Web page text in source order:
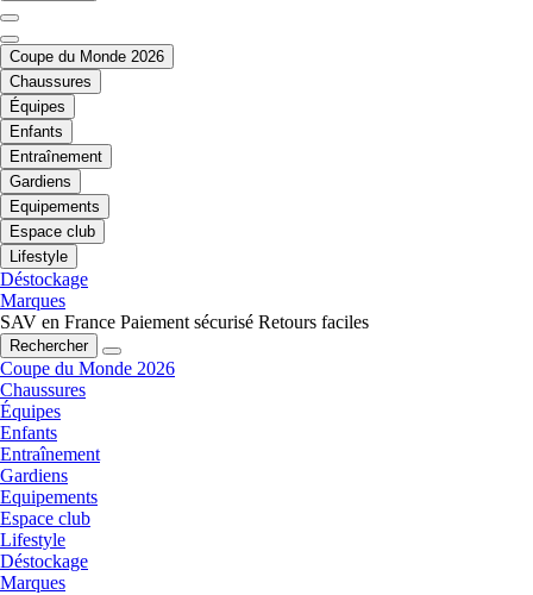
Coupe du Monde 2026
Chaussures
Équipes
Enfants
Entraînement
Gardiens
Equipements
Espace club
Lifestyle
Déstockage
Marques
SAV en France Paiement sécurisé Retours faciles
Rechercher
Coupe du Monde 2026
Chaussures
Équipes
Enfants
Entraînement
Gardiens
Equipements
Espace club
Lifestyle
Déstockage
Marques